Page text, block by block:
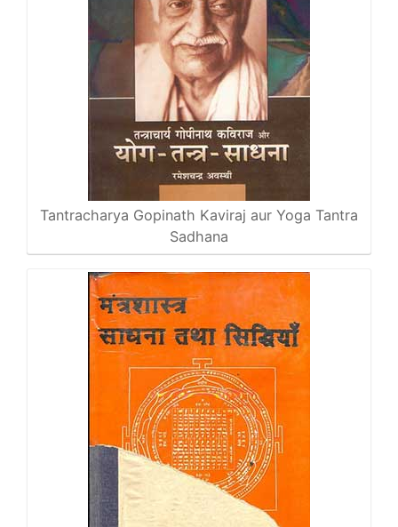
Tantracharya Gopinath Kaviraj aur Yoga Tantra
Sadhana